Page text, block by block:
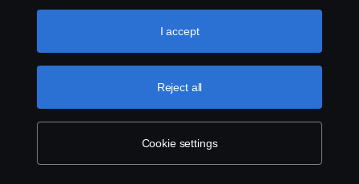
• Câble adaptateur, pour combiner des systèmes de câble, mâle
MINI DIN vers femelle Orlaco 4 broches.
settings” and selecting the categories you’d like to
accept. For a more detailed explanation of how we
Cookie settings
Reject all
I accept